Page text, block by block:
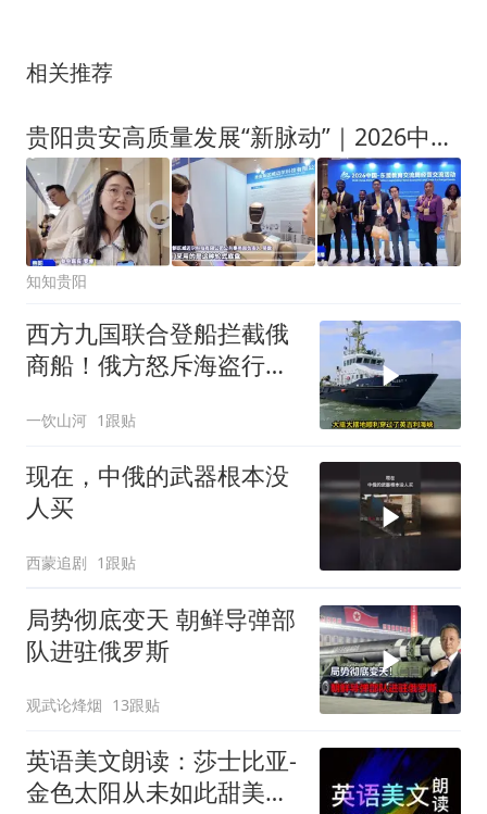
相关推荐
贵阳贵安高质量发展“新脉动”｜2026中国—东盟教育交流周：智联山海育新机 文教相通共未来
知知贵阳
西方九国联合登船拦截俄
商船！俄方怒斥海盗行
难道只能认栽？
一饮山河 1跟贴
现在，中俄的武器根本没
人买
西蒙追剧 1跟贴
局势彻底变天 朝鲜导弹部
队进驻俄罗斯
观武论烽烟 13跟贴
英语美文朗读：莎士比亚-
金色太阳从未如此甜美吻